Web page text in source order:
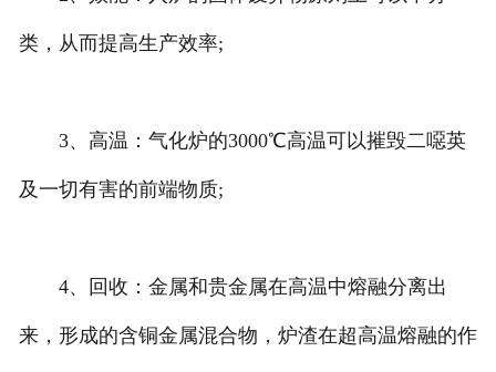
类，从而提高生产效率;
3、高温：气化炉的3000℃高温可以摧毁二噁英
及一切有害的前端物质;
4、回收：金属和贵金属在高温中熔融分离出
来，形成的含铜金属混合物，炉渣在超高温熔融的作